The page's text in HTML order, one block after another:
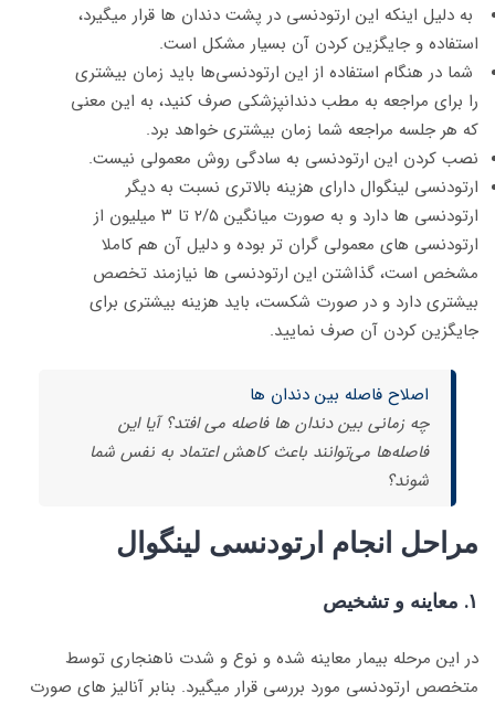
به دلیل اینکه این ارتودنسی در پشت دندان ها قرار میگیرد،
استفاده و جایگزین کردن آن بسیار مشکل است.
شما در هنگام استفاده از این ارتودنسی‌ها باید زمان بیشتری
را برای مراجعه به مطب دندانپزشکی صرف کنید، به این معنی
که هر جلسه مراجعه شما زمان بیشتری خواهد برد.
نصب کردن این ارتودنسی به سادگی روش معمولی نیست.
ارتودنسی لینگوال دارای هزینه بالاتری نسبت به دیگر
ارتودنسی ها دارد و به صورت میانگین ۲/۵ تا ۳ میلیون از
ارتودنسی های معمولی گران تر بوده و دلیل آن هم کاملا
مشخص است، گذاشتن این ارتودنسی ها نیازمند تخصص
بیشتری دارد و در صورت شکست، باید هزینه بیشتری برای
جایگزین کردن آن صرف نمایید.
اصلاح فاصله بین دندان ها
چه زمانی بین دندان ها فاصله می افتد؟ آیا این
فاصله‌ها می‌توانند باعث کاهش اعتماد به نفس شما
شوند؟
مراحل انجام ارتودنسی لینگوال
۱. معاینه و تشخیص
در این مرحله بیمار معاینه شده و نوع و شدت ناهنجاری توسط
متخصص ارتودنسی مورد بررسی قرار میگیرد. بنابر آنالیز های صورت